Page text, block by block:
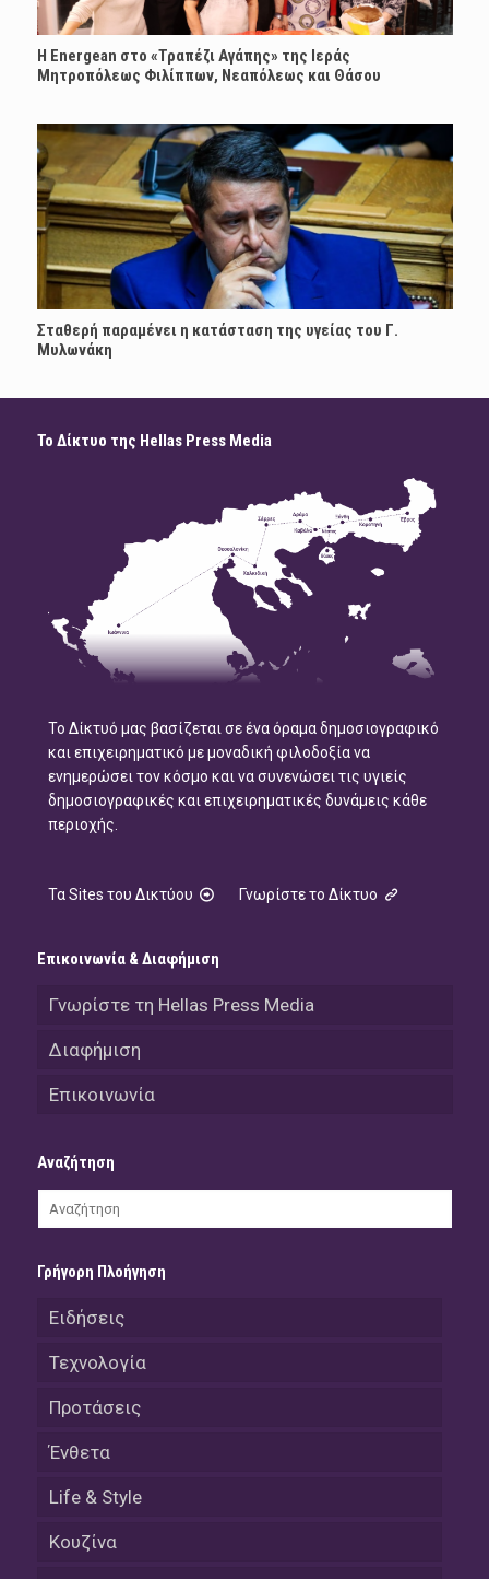
H Energean στο «Τραπέζι Αγάπης» της Ιεράς
Μητροπόλεως Φιλίππων, Νεαπόλεως και Θάσου
Σταθερή παραμένει η κατάσταση της υγείας του Γ.
Μυλωνάκη
Το Δίκτυο της Hellas Press Media
Το Δίκτυό μας βασίζεται σε ένα όραμα δημοσιογραφικό
και επιχειρηματικό με μοναδική φιλοδοξία να
ενημερώσει τον κόσμο και να συνενώσει τις υγιείς
δημοσιογραφικές και επιχειρηματικές δυνάμεις κάθε
περιοχής.
Τα Sites του Δικτύου Γνωρίστε το Δίκτυο
Επικοινωνία & Διαφήμιση
Γνωρίστε τη Hellas Press Media
Διαφήμιση
Επικοινωνία
Αναζήτηση
Γρήγορη Πλοήγηση
Ειδήσεις
Τεχνολογία
Προτάσεις
Ένθετα
Life & Style
Κουζίνα